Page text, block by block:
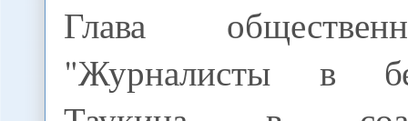
Глава
"Журналисты в